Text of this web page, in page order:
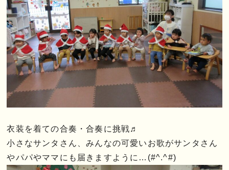
衣装を着ての合奏・合奏に挑戦♬
小さなサンタさん、みんなの可愛いお歌がサンタさん
やパパやママにも届きますように…(#^.^#)